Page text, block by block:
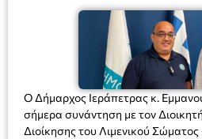
Ο Δήμαρχος Ιεράπετρας κ.
σήμερα συνάντηση με τον
Διοίκησης του Λιμενικού Σώματος